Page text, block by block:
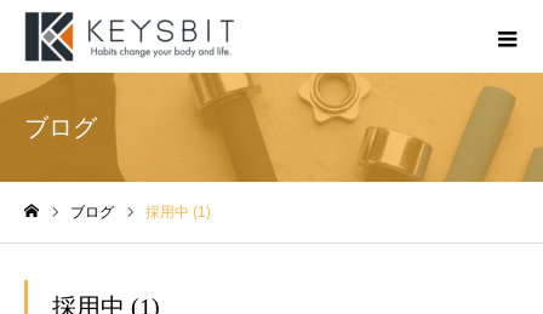
ブログ
ブログ 採用中 (1)
採用中 (1)